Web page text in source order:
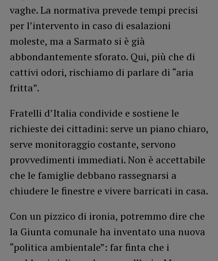
vaghe. La normativa prevede tempi precisi
per l’intervento in caso di esalazioni
moleste, ma a Sarmato si è già
abbondantemente sforato. Qui, più che di
cattivi odori, rischiamo di parlare di “aria
fritta”.
Fratelli d’Italia condivide e sostiene le
richieste dei cittadini: serve un piano chiaro,
serve monitoraggio costante, servono
provvedimenti immediati. Non è accettabile
che le famiglie debbano rassegnarsi a
chiudere le finestre e vivere barricati in casa.
Con un pizzico di ironia, potremmo dire che
la Giunta comunale ha inventato una nuova
“politica ambientale”: far finta che i